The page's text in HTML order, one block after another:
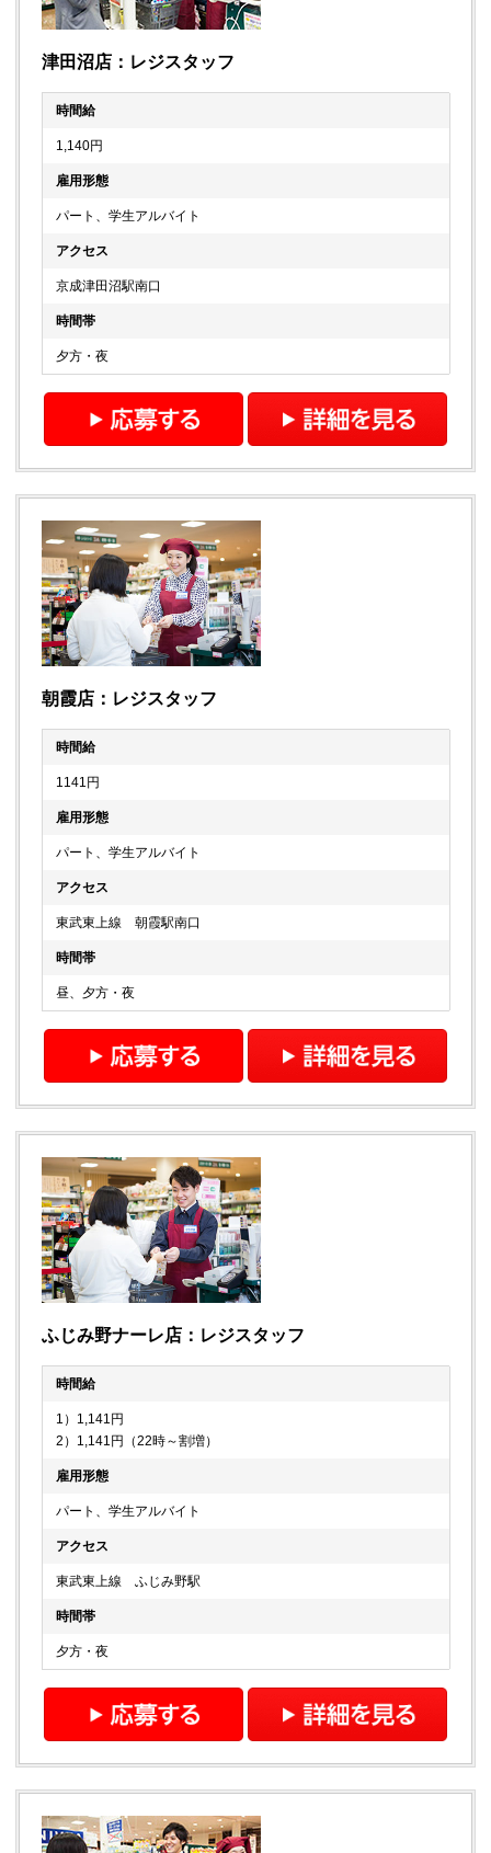
津田沼店：レジスタッフ
時間給
1,140円
雇用形態
パート、学生アルバイト
アクセス
京成津田沼駅南口
時間帯
夕方・夜
朝霞店：レジスタッフ
時間給
1141円
雇用形態
パート、学生アルバイト
アクセス
東武東上線 朝霞駅南口
時間帯
昼、夕方・夜
ふじみ野ナーレ店：レジスタッフ
時間給
1）1,141円
2）1,141円（22時～割増）
雇用形態
パート、学生アルバイト
アクセス
東武東上線 ふじみ野駅
時間帯
夕方・夜